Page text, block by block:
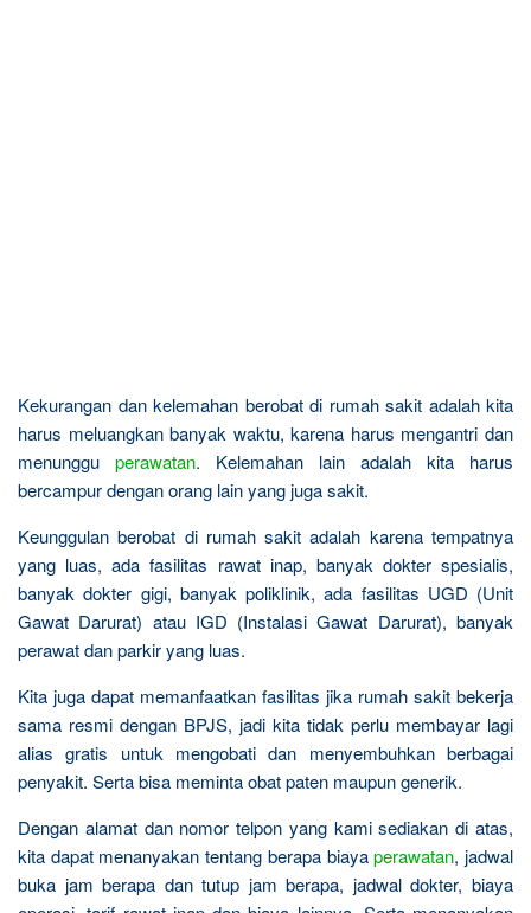
Kekurangan dan kelemahan berobat di rumah sakit adalah kita
harus meluangkan banyak waktu, karena harus mengantri dan
menunggu perawatan. Kelemahan lain adalah kita harus
bercampur dengan orang lain yang juga sakit.
Keunggulan berobat di rumah sakit adalah karena tempatnya
yang luas, ada fasilitas rawat inap, banyak dokter spesialis,
banyak dokter gigi, banyak poliklinik, ada fasilitas UGD (Unit
Gawat Darurat) atau IGD (Instalasi Gawat Darurat), banyak
perawat dan parkir yang luas.
Kita juga dapat memanfaatkan fasilitas jika rumah sakit bekerja
sama resmi dengan BPJS, jadi kita tidak perlu membayar lagi
alias gratis untuk mengobati dan menyembuhkan berbagai
penyakit. Serta bisa meminta obat paten maupun generik.
Dengan alamat dan nomor telpon yang kami sediakan di atas,
kita dapat menanyakan tentang berapa biayaperawatan, jadwal
buka jam berapa dan tutup jam berapa, jadwal dokter, biaya